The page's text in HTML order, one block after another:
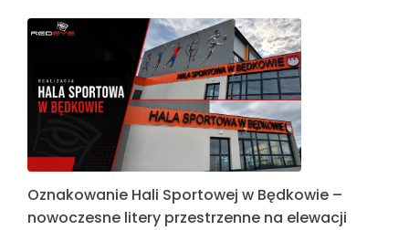
Oznakowanie Hali Sportowej w Będkowie –
nowoczesne litery przestrzenne na elewacji